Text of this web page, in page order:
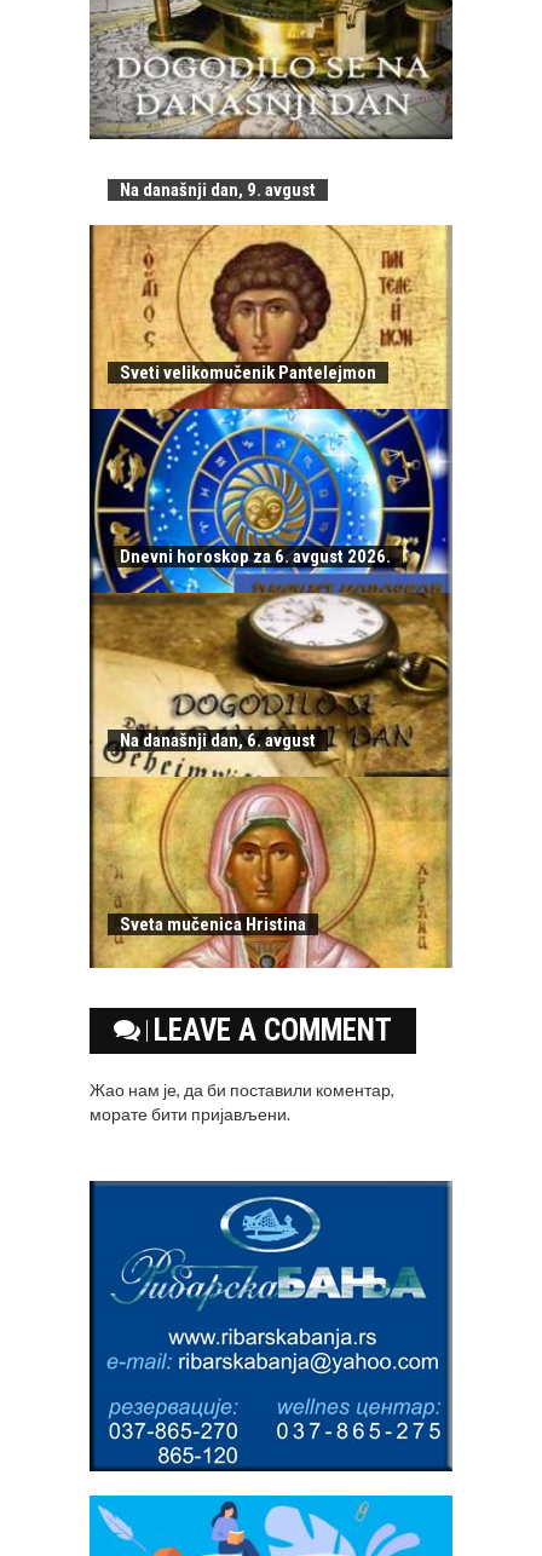
Na današnji dan, 9. avgust
Sveti velikomučenik Pantelejmon
Dnevni horoskop za 6. avgust 2026.
Na današnji dan, 6. avgust
Sveta mučenica Hristina
LEAVE A COMMENT
Жао нам је, да би поставили коментар,
моратебити пријављени.